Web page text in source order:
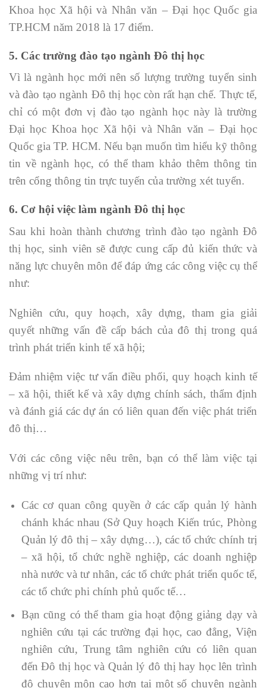
Khoa học Xã hội và Nhân văn – Đại học Quốc gia
TP.HCM năm 2018 là 17 điểm.
5. Các trường đào tạo ngành Đô thị học
Vì là ngành học mới nên số lượng trường tuyển sinh
và đào tạo ngành Đô thị học còn rất hạn chế. Thực tế,
chỉ có một đơn vị đào tạo ngành học này là trường
Đại học Khoa học Xã hội và Nhân văn – Đại học
Quốc gia TP. HCM. Nếu bạn muốn tìm hiểu kỹ thông
tin về ngành học, có thể tham khảo thêm thông tin
trên cổng thông tin trực tuyến của trường xét tuyển.
6. Cơ hội việc làm ngành Đô thị học
Sau khi hoàn thành chương trình đào tạo ngành Đô
thị học, sinh viên sẽ được cung cấp đủ kiến thức và
năng lực chuyên môn để đáp ứng các công việc cụ thể
như:
Nghiên cứu, quy hoạch, xây dựng, tham gia giải
quyết những vấn đề cấp bách của đô thị trong quá
trình phát triển kinh tế xã hội;
Đảm nhiệm việc tư vấn điều phối, quy hoạch kinh tế
– xã hội, thiết kế và xây dựng chính sách, thẩm định
và đánh giá các dự án có liên quan đến việc phát triển
đô thị…
Với các công việc nêu trên, bạn có thể làm việc tại
những vị trí như:
Các cơ quan công quyền ở các cấp quản lý hành
chánh khác nhau (Sở Quy hoạch Kiến trúc, Phòng
Quản lý đô thị – xây dựng…), các tổ chức chính trị
– xã hội, tổ chức nghề nghiệp, các doanh nghiệp
nhà nước và tư nhân, các tổ chức phát triển quốc tế,
các tổ chức phi chính phủ quốc tế…
Bạn cũng có thể tham gia hoạt động giảng dạy và
nghiên cứu tại các trường đại học, cao đẳng, Viện
nghiên cứu, Trung tâm nghiên cứu có liên quan
đến Đô thị học và Quản lý đô thị hay học lên trình
độ chuyên môn cao hơn tại một số chuyên ngành